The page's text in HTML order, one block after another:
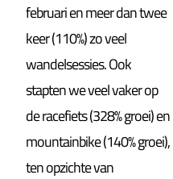
februari en meer dan twee
keer (110%) zo veel
wandelsessies. Ook
stapten we veel vaker op
de racefiets (328% groei) en
mountainbike (140% groei),
ten opzichte van